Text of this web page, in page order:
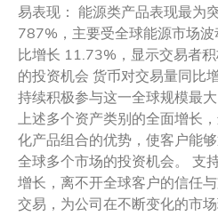
易表现： 能源类产品表现最为
787%，主要受全球能源市场
比增长 11.73%，显示交易者
的投资机会 货币对交易量同比
持续积极参与这一全球规模最
上述多个资产类别的全面增长
化产品组合的优势，使客户能
全球多个市场的投资机会。 支
增长，离不开全球客户的信任
交易，为公司在不断变化的市